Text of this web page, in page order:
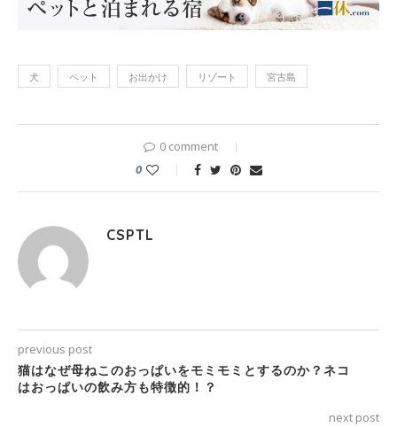
犬 ペット お出かけ リゾート 宮古島
0 comment
0
CSPTL
previous post
猫はなぜ母ねこのおっぱいをモミモミとするのか？ネコ
はおっぱいの飲み方も特徴的！？
next post